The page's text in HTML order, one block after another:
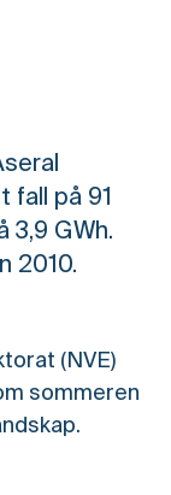
fall på 91
3,9 GWh.
2010.
(NVE)
sommeren